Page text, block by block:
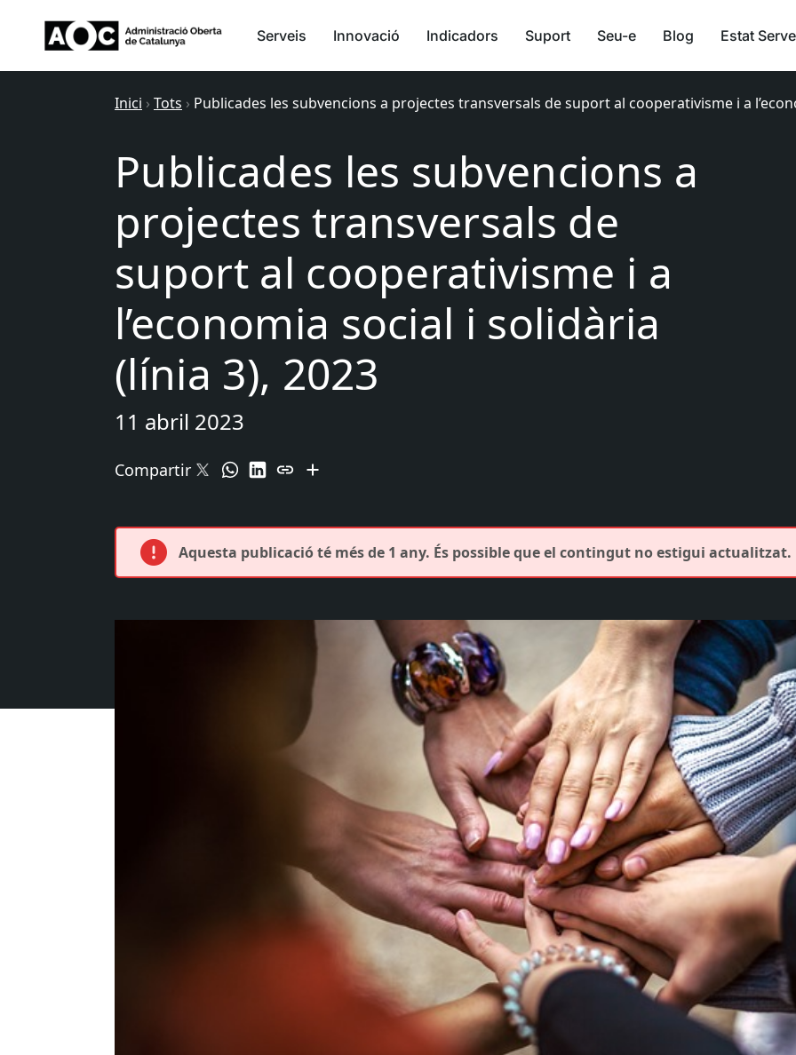
Serveis Innovació Indicadors Suport Seu-e Blog Estat
Inici › Tots › Publicades les subvencions a projectes transversals de suport al cooperativisme i a
Publicades les subvencions a
projectes transversals de
suport al cooperativisme i a
l’economia social i solidària
(línia 3), 2023
11 abril 2023
Compartir
Aquesta publicació té més de 1 any. És possible que el contingut no estigui actualitzat.